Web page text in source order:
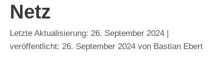
Netz
26. September 2024
26. September 2024 von Bastian Ebert